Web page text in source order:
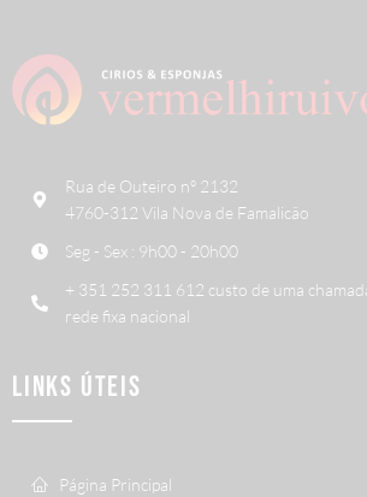
Rua de Outeiro nº 2132
4760-312 Vila Nova de Famalicão
Seg - Sex : 9h00 - 20h00
+ 351 252 311 612 custo de uma
rede fixa nacional
LINKS ÚTEIS
Página Principal